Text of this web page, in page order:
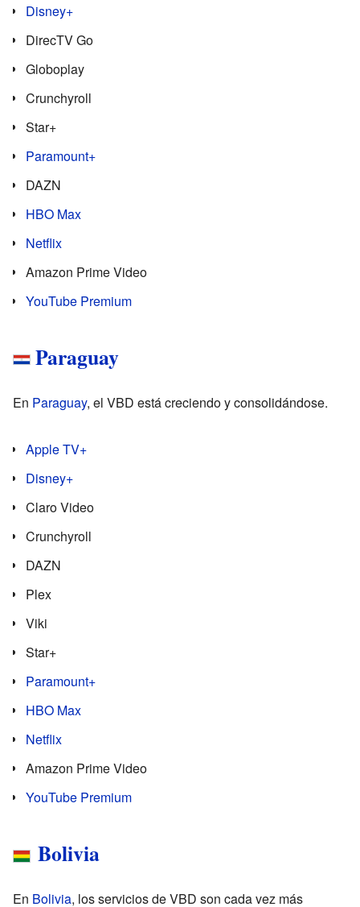
Disney+
DirecTV Go
Globoplay
Crunchyroll
Star+
Paramount+
DAZN
HBO Max
Netflix
Amazon Prime Video
YouTube Premium
Paraguay
En Paraguay, el VBD está creciendo y consolidándose.
Apple TV+
Disney+
Claro Video
Crunchyroll
DAZN
Plex
Viki
Star+
Paramount+
HBO Max
Netflix
Amazon Prime Video
YouTube Premium
Bolivia
En Bolivia, los servicios de VBD son cada vez más